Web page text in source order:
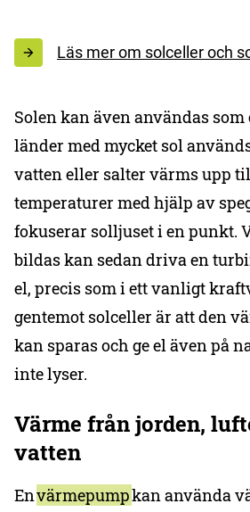
Läs mer om solceller och
Solen kan även användas
länder med mycket sol
vatten eller salter värms upp
temperaturer med hjälp av
fokuserar solljuset i en punkt.
bildas kan sedan driva en
el, precis som i ett vanligt
gentemot solceller är att den
kan sparas och ge el även på
inte lyser.
Värme från jorden,
vatten
Envärmepumpkan använda